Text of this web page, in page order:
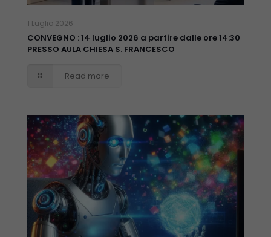
1 Luglio 2026
CONVEGNO : 14 luglio 2026 a partire dalle ore 14:30
PRESSO AULA CHIESA S. FRANCESCO
Read more